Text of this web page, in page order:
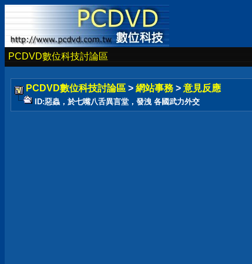
PCDVD數位科技討論區
PCDVD數位科技討論區 > 網站事務 > 意見反應
ID:惡蟲，於七嘴八舌異言堂，發洩 各國武力外交